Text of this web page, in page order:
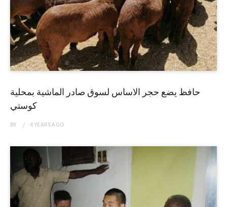
حافظ يضع حجر الاساس لسوق صادر الماشية بمحلية
كوستي
BY 4 YEARSAGO